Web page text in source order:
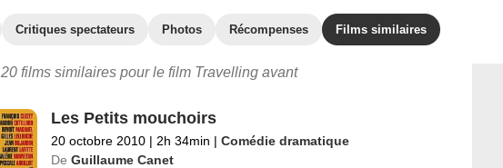
Critiques spectateurs Photos Récompenses Films similaires
20 films similaires pour le film Travelling avant
Les Petits mouchoirs
20 octobre 2010 | 2h 34min | Comédie dramatique
De Guillaume Canet